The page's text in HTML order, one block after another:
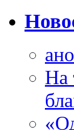
На